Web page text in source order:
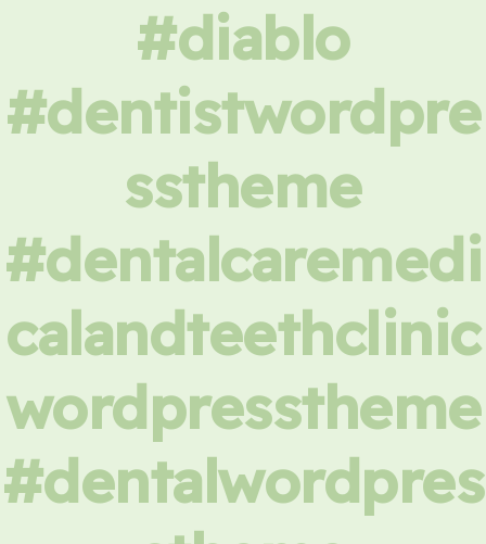
#diablo
#dentistwordpre
sstheme
#dentalcaremedi
calandteethclinic
wordpresstheme
#dentalwordpres